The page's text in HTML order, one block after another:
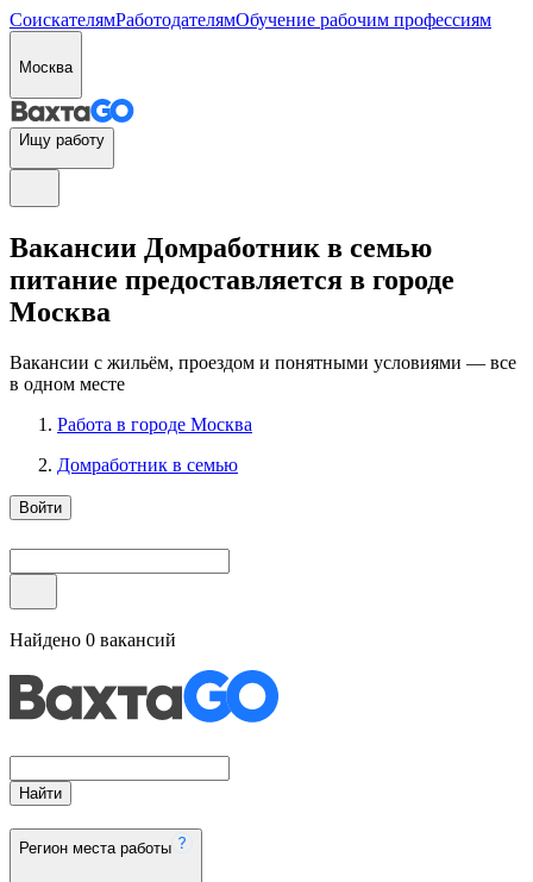
СоискателямРаботодателямОбучение рабочим профессиям
Москва
Ищу работу
Вакансии Домработник в семью
питание предоставляется в городе
Москва
Вакансии с жильём, проездом и понятными условиями — все
в одном месте
Работа в городе Москва
Домработник в семью
Войти
Найдено 0 вакансий
Найти
Регион места работы